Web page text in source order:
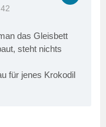
das Gleisbett
steht nichts
für jenes Krokodil